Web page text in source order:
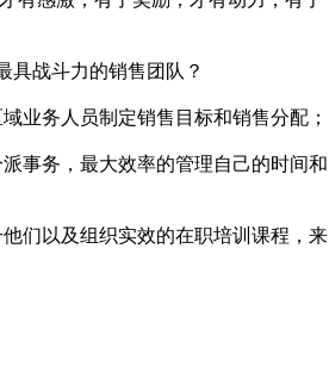
具战斗力的销售团队？
业务人员制定销售目标和销售分配；
事务，最大效率的管理自己的时间和
们以及组织实效的在职培训课程，来